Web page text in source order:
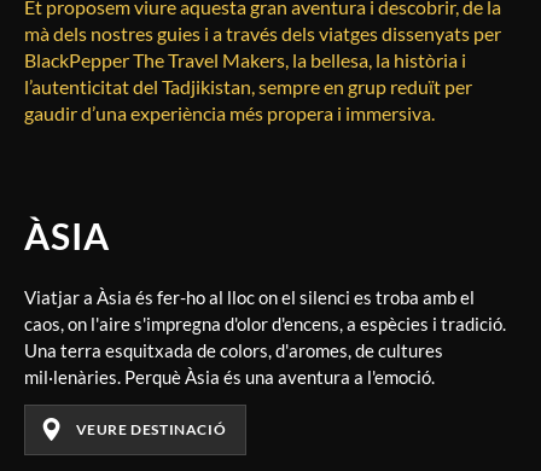
Et proposem viure aquesta gran aventura i descobrir, de la
mà dels nostres guies i a través dels viatges dissenyats per
BlackPepper The Travel Makers, la bellesa, la història i
l’autenticitat del Tadjikistan, sempre en grup reduït per
gaudir d’una experiència més propera i immersiva.
ÀSIA
Viatjar a Àsia és fer-ho al lloc on el silenci es troba amb el
caos, on l'aire s'impregna d'olor d'encens, a espècies i tradició.
Una terra esquitxada de colors, d'aromes, de cultures
mil·lenàries. Perquè Àsia és una aventura a l'emoció.
VEURE DESTINACIÓ